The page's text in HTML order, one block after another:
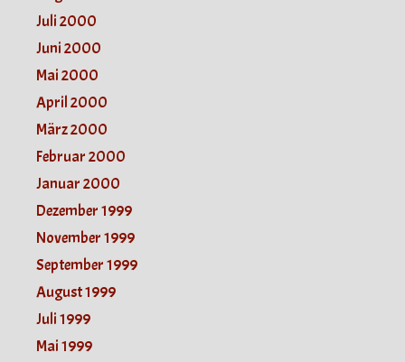
Juli 2000
Juni 2000
Mai 2000
April 2000
März 2000
Februar 2000
Januar 2000
Dezember 1999
November 1999
September 1999
August 1999
Juli 1999
Mai 1999